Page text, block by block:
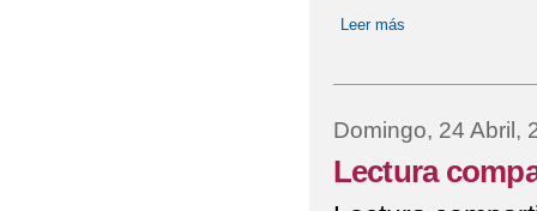
Leer más
Domingo, 24 Abril,
Lectura